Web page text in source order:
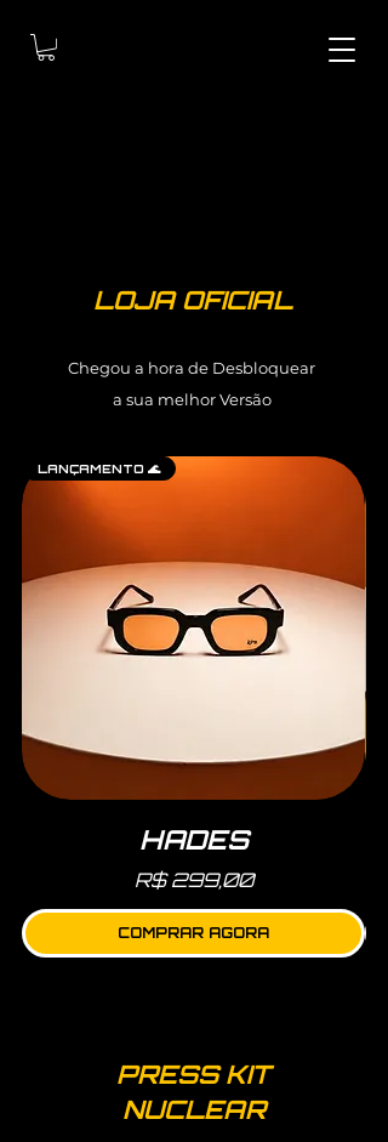
LOJA OFICIAL
Chegou a hora de Desbloquear
a sua melhor Versão
LANÇAMENTO 🌊
HADES
Preço
R$ 299,00
COMPRAR AGORA
PRESS KIT
NUCLEAR